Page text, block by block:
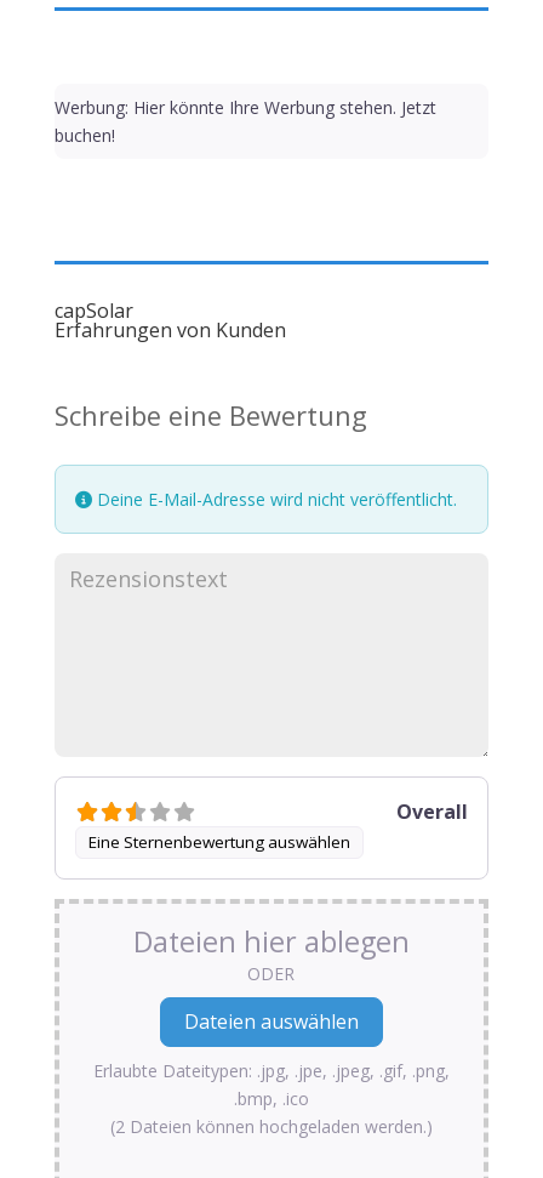
Werbung: Hier könnte Ihre Werbung stehen. Jetzt
buchen!
capSolar
Erfahrungen von Kunden
Schreibe eine Bewertung
Deine E-Mail-Adresse wird nicht veröffentlicht.
Eine Sternenbewertung auswählen
Overall
Dateien hier ablegen
ODER
Erlaubte Dateitypen: .jpg, .jpe, .jpeg, .gif, .png,
.bmp, .ico
(2 Dateien können hochgeladen werden.)